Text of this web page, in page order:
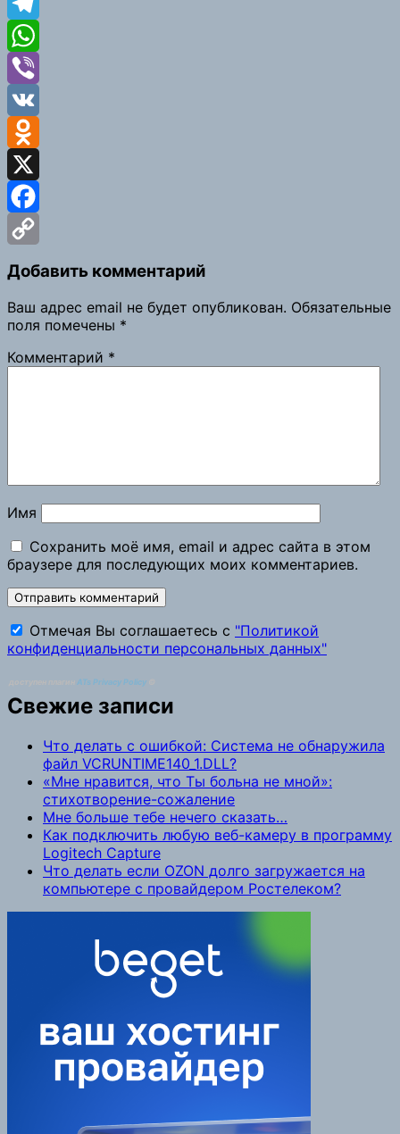
Telegram
WhatsApp
Viber
VK
Odnoklassniki
X
Facebook
Copy
Добавить комментарий
Ваш адрес email не будет опубликован. Обязательные
поля помечены *
Комментарий *
Имя
Сохранить моё имя, email и адрес сайта в этом
браузере для последующих моих комментариев.
Отмечая Вы соглашаетесь с "Политикой
конфиденциальности персональных данных"
ATs Privacy Policy
Свежие записи
Что делать с ошибкой: Система не обнаружила
файл VCRUNTIME140_1.DLL?
«Мне нравится, что Ты больна не мной»:
стихотворение-сожаление
Мне больше тебе нечего сказать…
Как подключить любую веб-камеру в программу
Logitech Capture
Что делать если OZON долго загружается на
компьютере с провайдером Ростелеком?